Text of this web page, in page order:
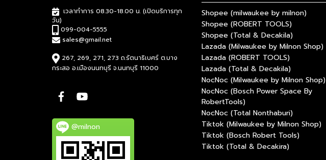
เวลาทำการ 08.30-18.00 น. (เปิดบริการทุก
วัน)
099-004-5555
sales@gmail.net
267, 269, 271, 273 ถ.รัตนาธิเบศร์ ต.บาง
กระสอ อ.เมืองนนทบุรี จ.นนทบุรี 11000
@milnon
Shopee (milwaukee by milnon)
Shopee (ROBERT TOOLS)
Shopee (Total & Decakila)
Lazada (Milwaukee by Milnon Shop)
Lazada (ROBERT TOOLS)
Lazada (Total & Decakila)
NocNoc (Milwaukee by Milnon Shop)
NocNoc (Bosch Power Space By
RobertTools)
NocNoc (Total Nonthaburi)
Tiktok (Milwaukee by Milnon Shop)
Tiktok (Bosch Robert Tools)
Tiktok (Total & Decakira)